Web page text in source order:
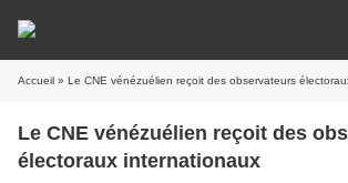
Accueil » Le CNE vénézuélien reçoit des observateurs
Le CNE vénézuélien reçoit des
électoraux internationaux